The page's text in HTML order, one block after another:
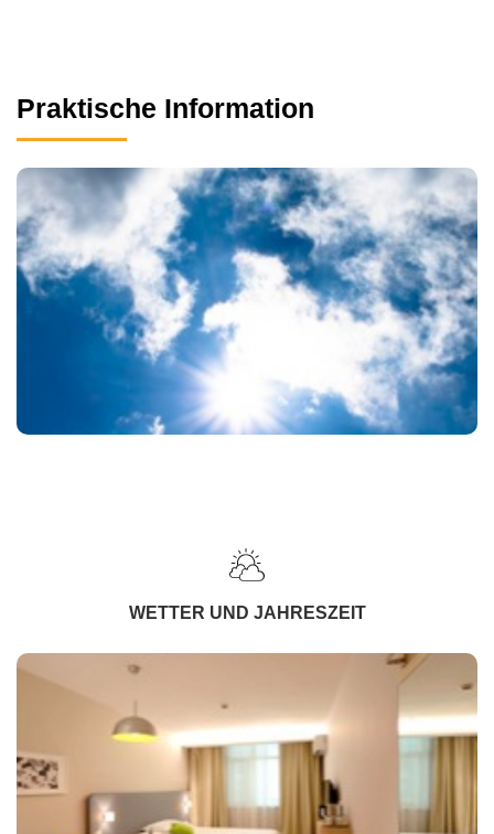
Praktische Information
WETTER UND JAHRESZEIT